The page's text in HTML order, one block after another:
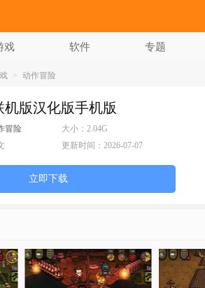
戏 软件 专题
> 动作冒险
机版汉化版手机版
冒险 大小：2.04G
更新时间：2026-07-07
立即下载